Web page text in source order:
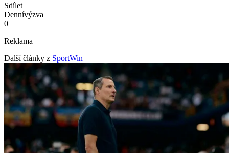
Sdílet
Dennívýzva
0
Reklama
Další články z SportWin